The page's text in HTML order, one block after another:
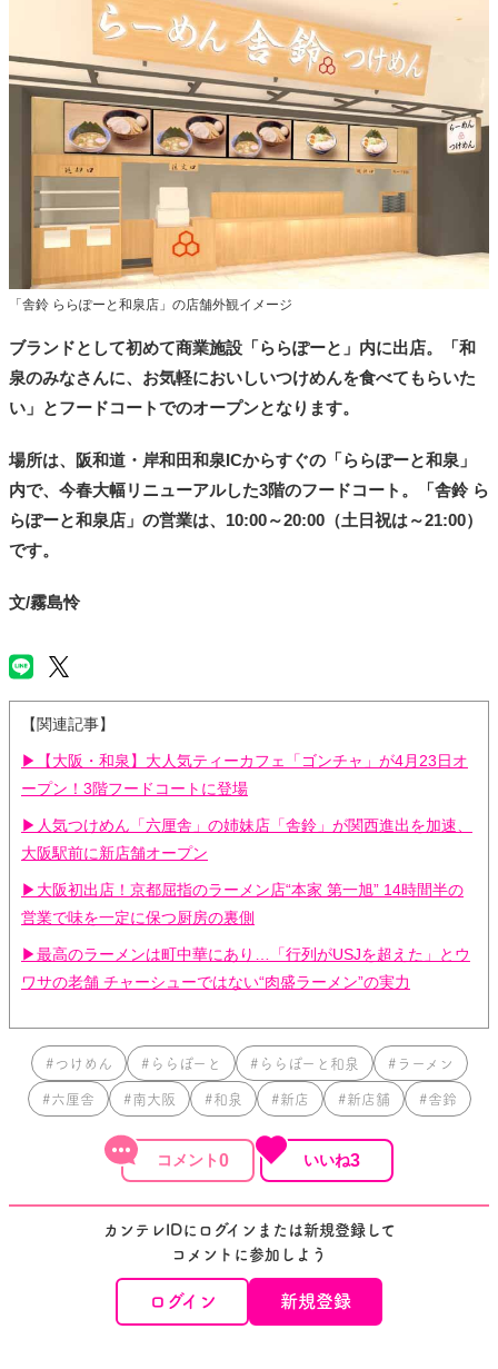
「舎鈴 ららぽーと和泉店」の店舗外観イメージ
ブランドとして初めて商業施設「ららぽーと」内に出店。「和
泉のみなさんに、お気軽においしいつけめんを食べてもらいた
い」とフードコートでのオープンとなります。
場所は、阪和道・岸和田和泉ICからすぐの「ららぽーと和泉」
内で、今春大幅リニューアルした3階のフードコート。「舎鈴 ら
らぽーと和泉店」の営業は、10:00～20:00（土日祝は～21:00）
です。
文/霧島怜
【関連記事】
▶【大阪・和泉】大人気ティーカフェ「ゴンチャ」が4月23日オ
ープン！3階フードコートに登場
▶人気つけめん「六厘舎」の姉妹店「舎鈴」が関西進出を加速、
大阪駅前に新店舗オープン
▶大阪初出店！京都屈指のラーメン店“本家 第一旭” 14時間半の
営業で味を一定に保つ厨房の裏側
▶最高のラーメンは町中華にあり…「行列がUSJを超えた」とウ
ワサの老舗 チャーシューではない“肉盛ラーメン”の実力
#つけめん #ららぽーと #ららぽーと和泉 #ラーメン
#六厘舎 #南大阪 #和泉 #新店 #新店舗 #舎鈴
0 3
カンテレIDにログインまたは新規登録して
コメントに参加しよう
ログイン 新規登録